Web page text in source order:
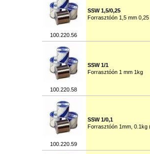
100.220.56
SSW 1,5/0,25
Forrasztóón 1,5 mm
100.220.58
SSW 1/1
Forrasztóón 1 mm 1kg
100.220.59
SSW 1/0,1
Forrasztóón 1mm, 0.1kg